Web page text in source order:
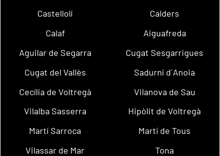
Castellolí
Calders
Calaf
Aiguafreda
Aguilar de Segarra
Cugat Sesgarrigues
Cugat del Vallès
Sadurní d´Anoia
Cecília de Voltregà
Vilanova de Sau
Vilalba Sasserra
Hipòlit de Voltregà
Martí Sarroca
Martí de Tous
Vilassar de Mar
Tona